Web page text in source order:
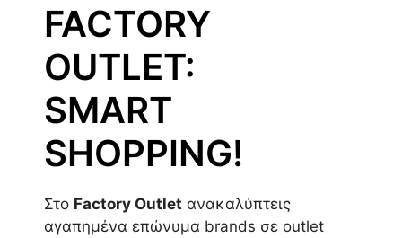
FACTORY
OUTLET:
SMART
SHOPPING!
Στο Factory Outlet ανακαλύπτεις
αγαπημένα επώνυμα brands σε outlet